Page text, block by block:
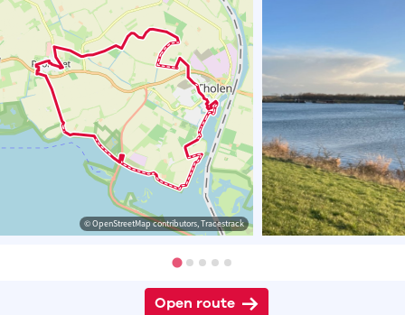
© OpenStreetMap contributors, Tracestrack
Open route